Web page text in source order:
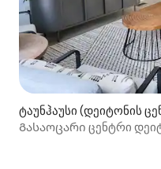
ტაუნჰაუსი (დეიტონის
Გასაოცარი ცენტრი